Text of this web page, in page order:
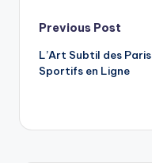
Post
navigation
Previous Post
L’Art Subtil des Paris
Sportifs en Ligne